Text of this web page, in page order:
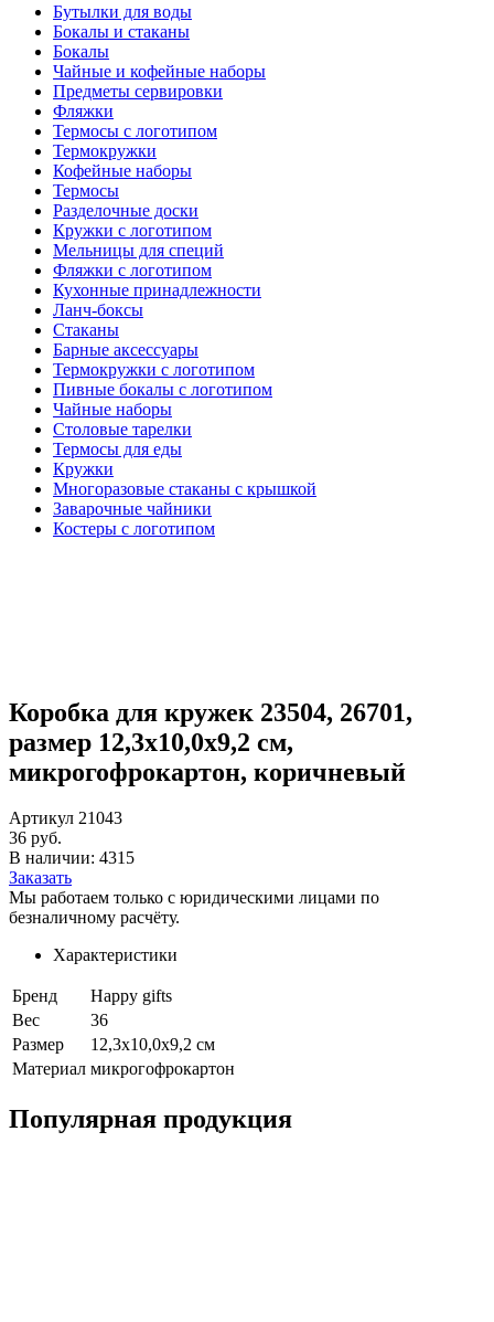
Бутылки для воды
Бокалы и стаканы
Бокалы
Чайные и кофейные наборы
Предметы сервировки
Фляжки
Термосы с логотипом
Термокружки
Кофейные наборы
Термосы
Разделочные доски
Кружки с логотипом
Мельницы для специй
Фляжки с логотипом
Кухонные принадлежности
Ланч-боксы
Стаканы
Барные аксессуары
Термокружки с логотипом
Пивные бокалы с логотипом
Чайные наборы
Столовые тарелки
Термосы для еды
Кружки
Многоразовые стаканы с крышкой
Заварочные чайники
Костеры с логотипом
Коробка для кружек 23504, 26701,
размер 12,3х10,0х9,2 см,
микрогофрокартон, коричневый
Артикул 21043
36 руб.
В наличии: 4315
Заказать
Мы работаем только с юридическими лицами по
безналичному расчёту.
Характеристики
Бренд
Happy gifts
Вес
36
Размер
12,3х10,0х9,2 см
Материал микрогофрокартон
Популярная продукция